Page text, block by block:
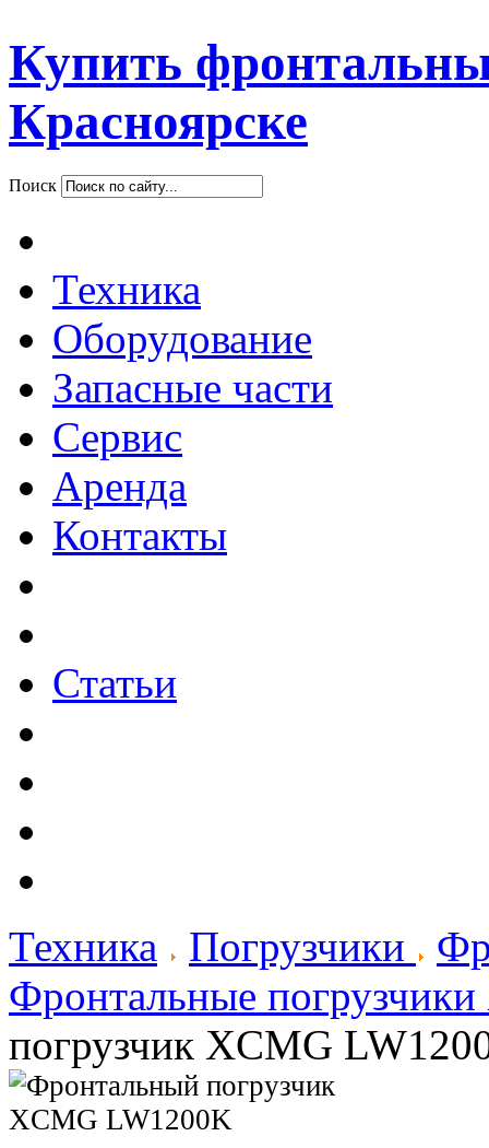
Купить
Красноярске
Поиск
Техника
Оборудование
Запасные части
Сервис
Аренда
Контакты
Статьи
Техника Погрузчики
Фронтальные
погрузчик XCMG